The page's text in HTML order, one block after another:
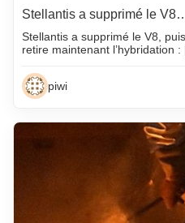
Stellantis a supprimé le
Stellantis a supprimé le V8,
retire maintenant l’hybridation
piwi